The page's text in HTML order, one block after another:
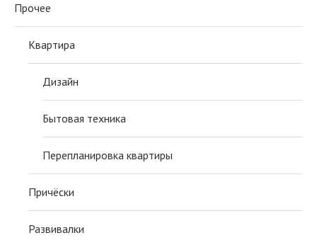
Прочее
Квартира
Дизайн
Бытовая техника
Перепланировка квартиры
Причёски
Развивалки